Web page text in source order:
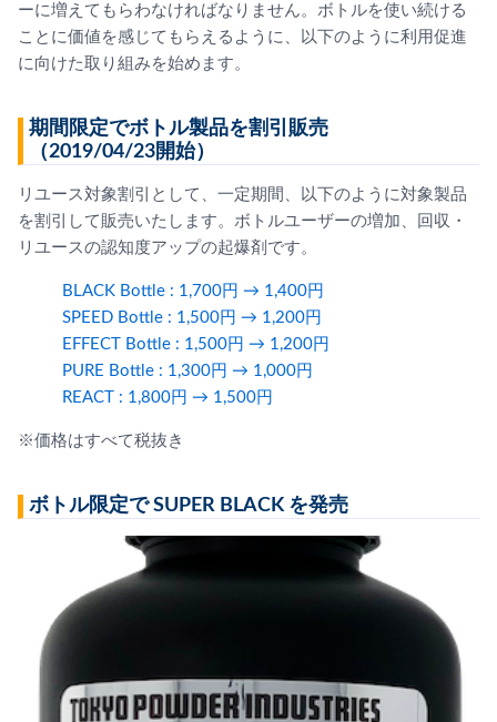
ーに増えてもらわなければなりません。ボトルを使い続ける
ことに価値を感じてもらえるように、以下のように利用促進
に向けた取り組みを始めます。
期間限定でボトル製品を割引販売
（2019/04/23開始）
リユース対象割引として、一定期間、以下のように対象製品
を割引して販売いたします。ボトルユーザーの増加、回収・
リユースの認知度アップの起爆剤です。
BLACK Bottle : 1,700円 → 1,400円
SPEED Bottle : 1,500円 → 1,200円
EFFECT Bottle : 1,500円 → 1,200円
PURE Bottle : 1,300円 → 1,000円
REACT : 1,800円 → 1,500円
※価格はすべて税抜き
ボトル限定で SUPER BLACK を発売